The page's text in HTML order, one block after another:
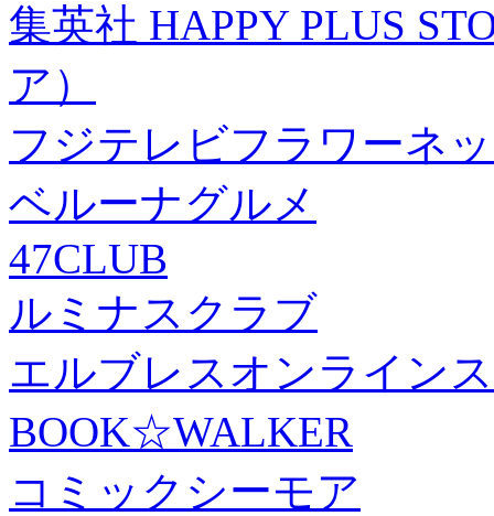
集英社 HAPPY PLUS
ア）
フジテレビフラワーネ
ベルーナグルメ
47CLUB
ルミナスクラブ
エルブレスオンライン
BOOK☆WALKER
コミックシーモア